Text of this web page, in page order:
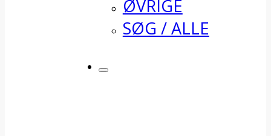
ØVRIGE
SØG / ALLE